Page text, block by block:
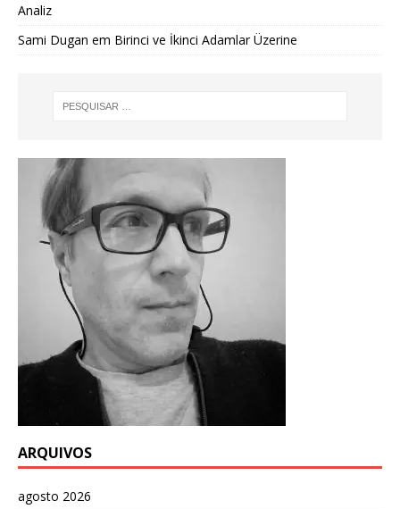
Analiz
Sami Dugan em Birinci ve İkinci Adamlar Üzerine
ARQUIVOS
agosto 2026